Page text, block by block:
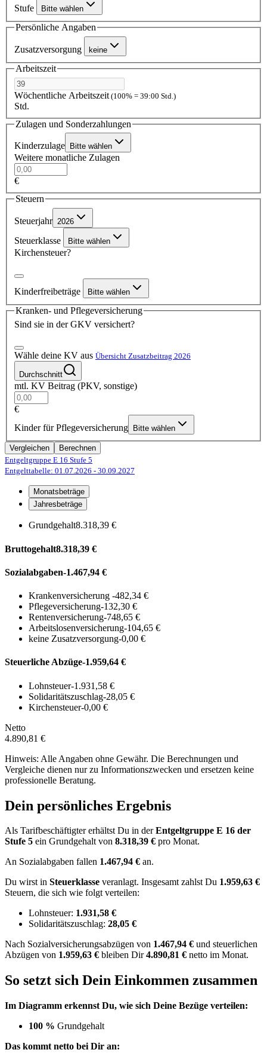
Stufe Bitte wählen
Persönliche Angaben
Zusatzversorgung keine
Arbeitszeit
Wöchentliche Arbeitszeit (100% = 39:00 Std.)
Std.
Zulagen und Sonderzahlungen
Kinderzulage Bitte wählen
Weitere monatliche Zulagen
€
Steuern
Steuerjahr 2026
Steuerklasse Bitte wählen
Kirchensteuer?
Kinderfreibeträge Bitte wählen
Kranken- und Pflegeversicherung
Sind sie in der GKV versichert?
Wähle deine KV aus Übersicht Zusatzbeitrag 2026
Durchschnitt
mtl. KV Beitrag (PKV, sonstige)
€
Kinder für Pflegeversicherung
Bitte wählen
Vergleichen
Berechnen
Entgeltgruppe E 16 Stufe 5
Entgelttabelle: 01.07.2026 - 30.09.2027
Monatsbeträge
Jahresbeträge
Grundgehalt8.318,39 €
Bruttogehalt8.318,39 €
Sozialabgaben-1.467,94 €
Krankenversicherung -482,34 €
Pflegeversicherung-132,30 €
Rentenversicherung-748,65 €
Arbeitslosenversicherung-104,65 €
keine Zusatzversorgung-0,00 €
Steuerliche Abzüge-1.959,64 €
Lohnsteuer-1.931,58 €
Solidaritätszuschlag-28,05 €
Kirchensteuer-0,00 €
Netto
4.890,81 €
Hinweis: Alle Angaben ohne Gewähr. Die Berechnungen und
Vergleiche dienen nur zu Informationszwecken und ersetzen keine
professionelle Beratung.
Dein persönliches Ergebnis
Als Tarifbeschäftigter erhältst Du in derEntgeltgruppe E 16 der
Stufe 5 ein Grundgehalt von 8.318,39 € pro Monat.
An Sozialabgaben fallen 1.467,94 € an.
Du wirst in Steuerklasse veranlagt. Insgesamt zahlst Du 1.959,63 €
Steuern, die sich wie folgt verteilen:
Lohnsteuer: 1.931,58 €
Solidaritätszuschlag: 28,05 €
Nach Sozialversicherungsabzügen von 1.467,94 € und steuerlichen
Abzügen von 1.959,63 € bleiben Dir4.890,81 € netto im Monat.
So setzt sich Dein Einkommen zusammen
Im Diagramm erkennst Du, wie sich Deine Bezüge verteilen:
100 % Grundgehalt
Das kommt netto bei Dir an: